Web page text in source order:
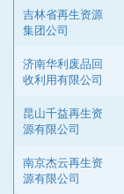
吉林省再生资源
集团公司
济南华利废品回
收利用有限公司
昆山千益再生资
源有限公司
南京杰云再生资
源有限公司